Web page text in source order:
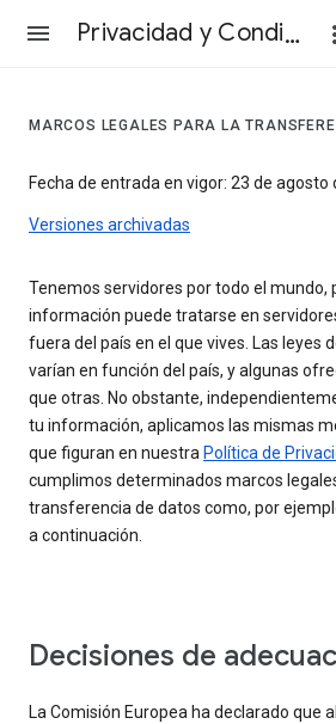
Privacidad y Condiciones
MARCOS LEGALES PARA LA
Fecha de entrada en vigor: 23 de agosto
Versiones archivadas
Tenemos servidores por todo el mundo,
información puede tratarse en
fuera del país en el que vives. Las leyes
varían en función del país, y algunas
que otras. No obstante,
tu información, aplicamos las mismas
que figuran en nuestra Política de
cumplimos determinados marcos
transferencia de datos como, por
a continuación.
Decisiones de
La Comisión Europea ha declarado que